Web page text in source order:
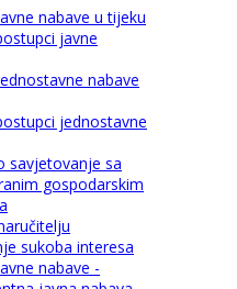
nabave u tijeku
javne
nabave
jednostavne
savjetovanje sa
gospodarskim
sukoba interesa
nabave -